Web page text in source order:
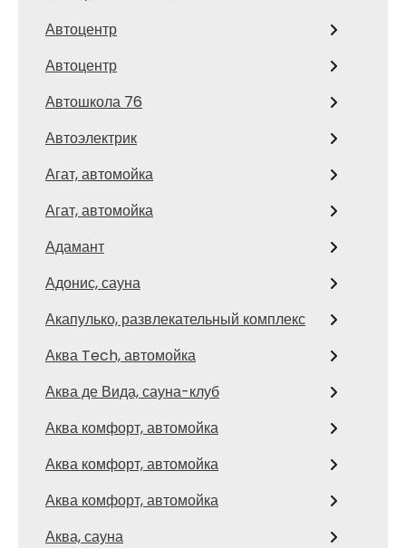
Автоцентр
Автоцентр
Автошкола 76
Автоэлектрик
Агат, автомойка
Агат, автомойка
Адамант
Адонис, сауна
Акапулько, развлекательный комплекс
Аква Tech, автомойка
Аква де Вида, сауна-клуб
Аква комфорт, автомойка
Аква комфорт, автомойка
Аква комфорт, автомойка
Аква, сауна